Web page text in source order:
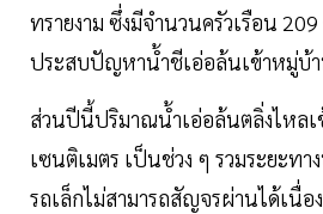
ทรายงาม ซึ่งมีจำนวนครัวเรือน
ประสบปัญหาน้ำชีเอ่อล้นเข้าหมู่บ้
ส่วนปีนี้ปริมาณน้ำเอ่อล้นตลิ่งไหลเ
เซนติเมตร เป็นช่วง ๆ รวมระยะทา
รถเล็กไม่สามารถสัญจรผ่านได้เนื่อ